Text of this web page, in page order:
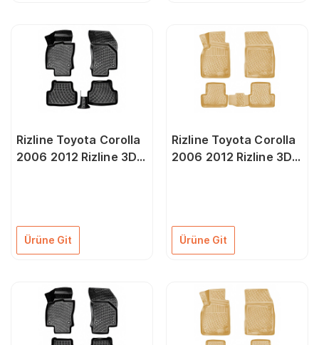
Rizline Toyota Corolla
2006 2012 Rizline 3D
Ürüne Git
Rizline Toyota Corolla
2006 2012 Rizline 3D
Ürüne Git